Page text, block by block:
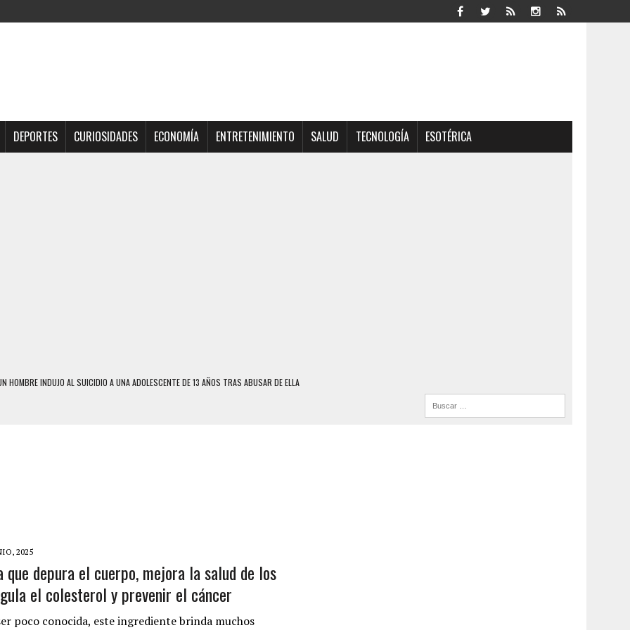
DEPORTES CURIOSIDADES ECONOMÍA ENTRETENIMIENTO SALUD TECNOLOGÍA ESOTÉRICA
HOMBRE INDUJO AL SUICIDIO A UNA ADOLESCENTE DE 13 AÑOS TRAS ABUSAR DE ELLA
MURIÓ A MANOS DE VARIOS DE ELLOS EN MATURÍN
ADOLESCENTE VENEZOLANO: AUTOR MATERIAL SE MANTIENE EN FUGA
EN LA AUTOPISTA VALLE-COCHE
UNA ADOLESCENTE VENEZOLANA EN REUNIÓN CON AMIGOS
DESENCADENÓ TRAGEDIA FAMILIAR
2025
que depura el cuerpo, mejora la salud de los
el colesterol y prevenir el cáncer
poco conocida, este ingrediente brinda muchos